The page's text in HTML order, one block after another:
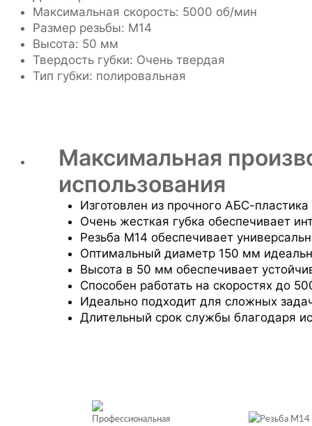
Максимальная скорость: 5000 об/мин
Размер резьбы: M14
Высота: 50 мм
Твердость губки: Очень твердая
Тип губки: полировальная
Максимальная
использования
Изготовлен из прочного АБС-
Очень жесткая губка обеспечивает
Резьба M14 обеспечивает
Оптимальный диаметр 150 мм
Высота в 50 мм обеспечивает
Способен работать на скоростях до
Идеально подходит для сложных
Длительный срок службы благодаря